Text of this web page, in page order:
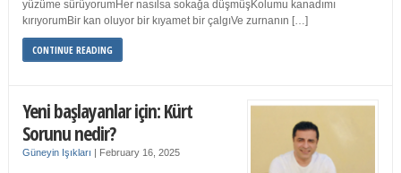
yüzüme sürüyorumHer nasılsa sokağa düşmüşKolumu kanadımı
kırıyorumBir kan oluyor bir kıyamet bir çalgıVe zurnanın […]
CONTINUE READING
Yeni başlayanlar için: Kürt
Sorunu nedir?
Güneyin Işıkları | February 16, 2025